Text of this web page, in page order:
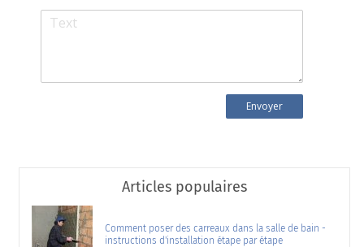
Articles populaires
Comment poser des carreaux dans la salle de bain -
instructions d'installation étape par étape